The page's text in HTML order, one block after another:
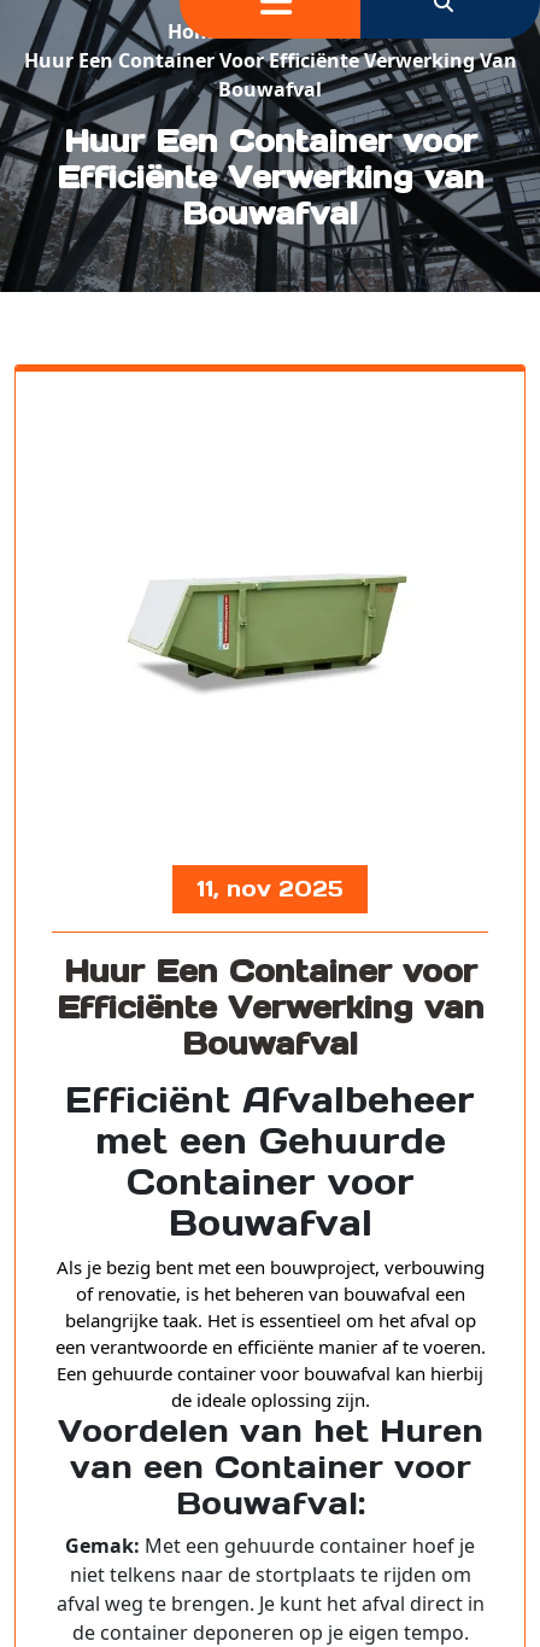
Home
Huur Een Container Voor Efficiënte Verwerking Van
Bouwafval
Huur Een Container voor
Efficiënte Verwerking van
Bouwafval
11, nov 2025
Huur Een Container voor
Efficiënte Verwerking van
Bouwafval
Efficiënt Afvalbeheer
met een Gehuurde
Container voor
Bouwafval
Als je bezig bent met een bouwproject, verbouwing
of renovatie, is het beheren van bouwafval een
belangrijke taak. Het is essentieel om het afval op
een verantwoorde en efficiënte manier af te voeren.
Een gehuurde container voor bouwafval kan hierbij
de ideale oplossing zijn.
Voordelen van het Huren
van een Container voor
Bouwafval:
Gemak: Met een gehuurde container hoef je
niet telkens naar de stortplaats te rijden om
afval weg te brengen. Je kunt het afval direct in
de container deponeren op je eigen tempo.